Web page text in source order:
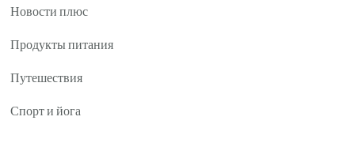
Новости плюс
Продукты питания
Путешествия
Спорт и йога